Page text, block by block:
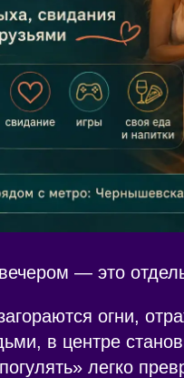
— это
огни,
в центре
легко